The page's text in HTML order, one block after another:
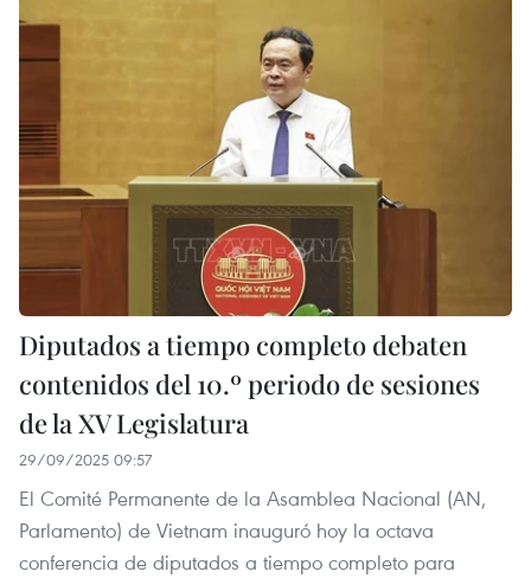
Diputados a tiempo completo debaten
contenidos del 10.º periodo de sesiones
de la XV Legislatura
29/09/2025 09:57
El Comité Permanente de la Asamblea Nacional (AN,
Parlamento) de Vietnam inauguró hoy la octava
conferencia de diputados a tiempo completo para